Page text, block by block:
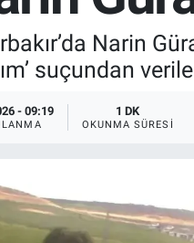
Narin
suçundan
- 09:19 1 DK
OKUNMA SÜRESI